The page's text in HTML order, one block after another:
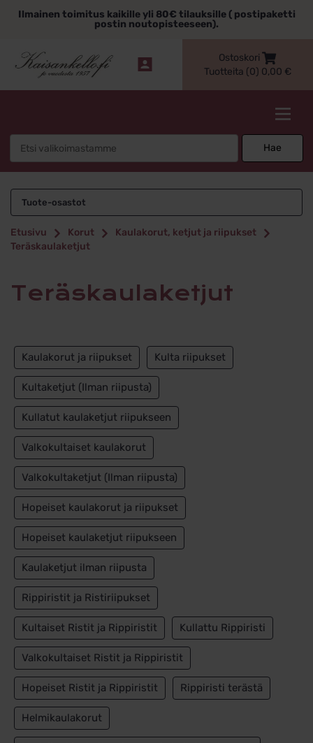
sisältöönIlmainen toimitus kaikille yli 80€ tilauksille ( postipaketti
postin noutopisteeseen).
Ostoskori
Tuotteita (0) 0,00 €
Hae
Teräskaulaketjut
Tuote-osastot
Etusivu Korut
Kaulakorut, ketjut ja riipukset
Teräskaulaketjut
Teräskaulaketjut
Kaulakorut ja riipukset Kulta riipukset
Kultaketjut (Ilman riipusta)
Kullatut kaulaketjut riipukseen
Valkokultaiset kaulakorut
Valkokultaketjut (Ilman riipusta)
Hopeiset kaulakorut ja riipukset
Hopeiset kaulaketjut riipukseen
Kaulaketjut ilman riipusta
Rippiristit ja Ristiriipukset
Kultaiset Ristit ja Rippiristit Kullattu Rippiristi
Valkokultaiset Ristit ja Rippiristit
Hopeiset Ristit ja Rippiristit Rippiristi terästä
Helmikaulakorut